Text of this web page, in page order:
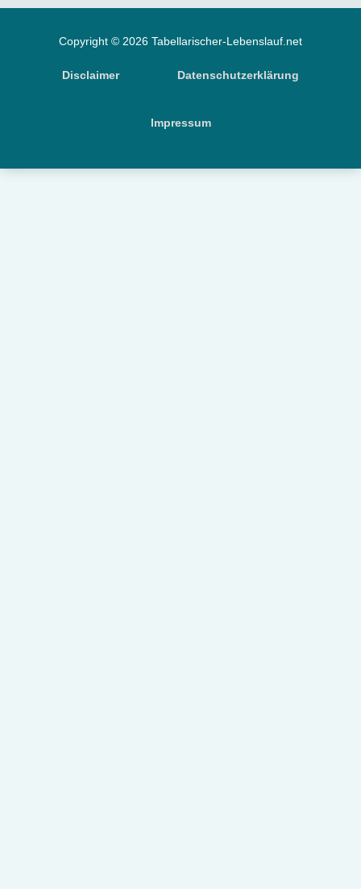
Copyright © 2026 Tabellarischer-Lebenslauf.net
Disclaimer Datenschutzerklärung
Impressum